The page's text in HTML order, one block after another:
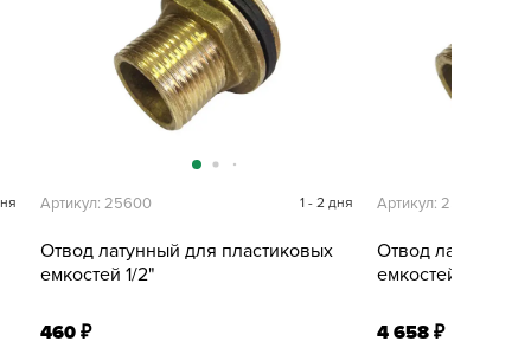
Отвод латунный для пластиковых
емкостей 1/2"
Артикул: 25600 1 - 2 дня
460₽
Отвод латунный
емкостей 2"
Артикул: 25612
4 658₽